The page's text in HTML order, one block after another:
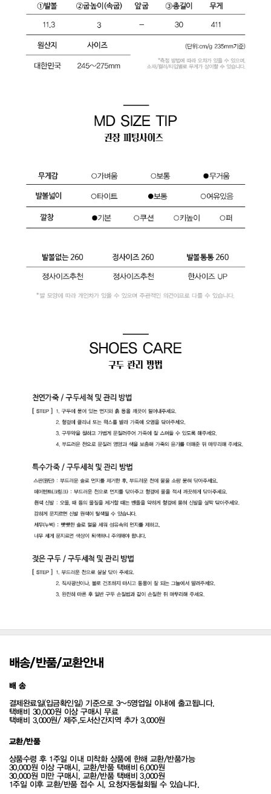
배송/반품/교환안내
배 송
결제완료일(입금확인일) 기준으로 3~5영업일 이내에 출고됩니다.
택배비 30,000원 이상 구매시 무료
택배비 3,000원/ 제주,도서산간지역 추가 3,000원
교환/반품
상품수령 후 1주일 이내 미착화 상품에 한해 교환/반품가능
30,000원 이상 구매시, 교환/반품 택배비 6,000원
30,000원 미만 구매시, 교환/반품 택배비 3,000원
1주일 이후 교환/반품 접수 시, 요청자동철회될 수 있습니다.